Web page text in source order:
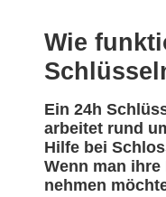
Wie
Ein 24h
arbeitet rund
Hilfe bei
Wenn man
nehmen